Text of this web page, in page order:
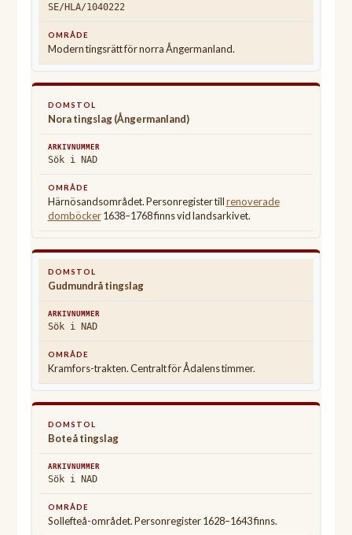
SE/HLA/1040222
Modern tingsrätt för norra Ångermanland.
Nora tingslag (Ångermanland)
Sök i NAD
Härnösandsområdet. Personregister tillrenoverade
domböcker1638–1768 finns vid landsarkivet.
Gudmundrå tingslag
Sök i NAD
Kramfors-trakten. Centralt för Ådalens timmer.
Boteå tingslag
Sök i NAD
Sollefteå-området. Personregister 1628–1643 finns.